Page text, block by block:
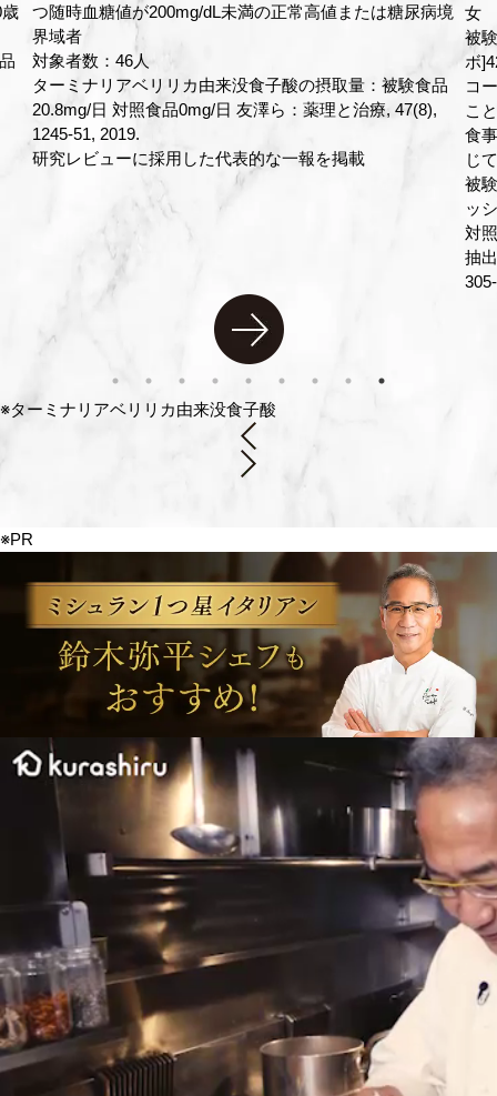
女
被験者数：被験食品[アクティブ]41名、対照食品[プラセ
ボ]42名 試験開始前と同様の生活を送ること、多量のアル
コール摂取をしないこと、夕食後2時間以内に就寝しない
こと、22時以降間食を含む食事の摂取をしないこと、各
食事の間隔を3時間以上あけることなどを、試験期間を通
じての注意事項として被験者に説明した。
被験食品[アクティブ]：ターミナリアファースト プロフェ
抽出物をカラメルに置き換え 眞志喜ら, 薬理と治療, 49(2),
305-312, 2021
女
被
ボ
コ
こ
食
じ
被
ッ
対
抽
※ターミナリアベリリカ由来没食子酸
※PR